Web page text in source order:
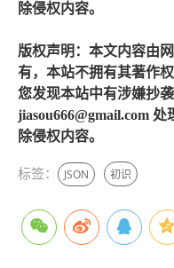
除侵权内容。
版权声明：本文内容由
有，本站不拥有其著作
您发现本站中有涉嫌抄
jiasou666@gmail.com
除侵权内容。
标签： JSON 初识